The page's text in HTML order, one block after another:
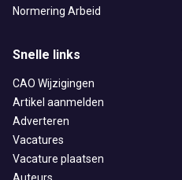
Normering Arbeid
Snelle links
CAO Wijzigingen
Artikel aanmelden
Adverteren
Vacatures
Vacature plaatsen